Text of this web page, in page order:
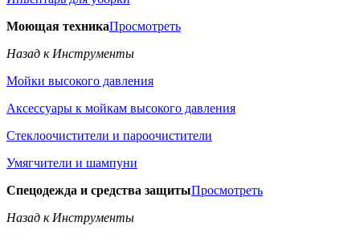
Моющая техникаПросмотреть
Назад к Инструменты
Мойки высокого давления
Аксессуары к мойкам высокого давления
Стеклоочистители и пароочистители
Умягчители и шампуни
Спецодежда и средства защитыПросмотреть
Назад к Инструменты